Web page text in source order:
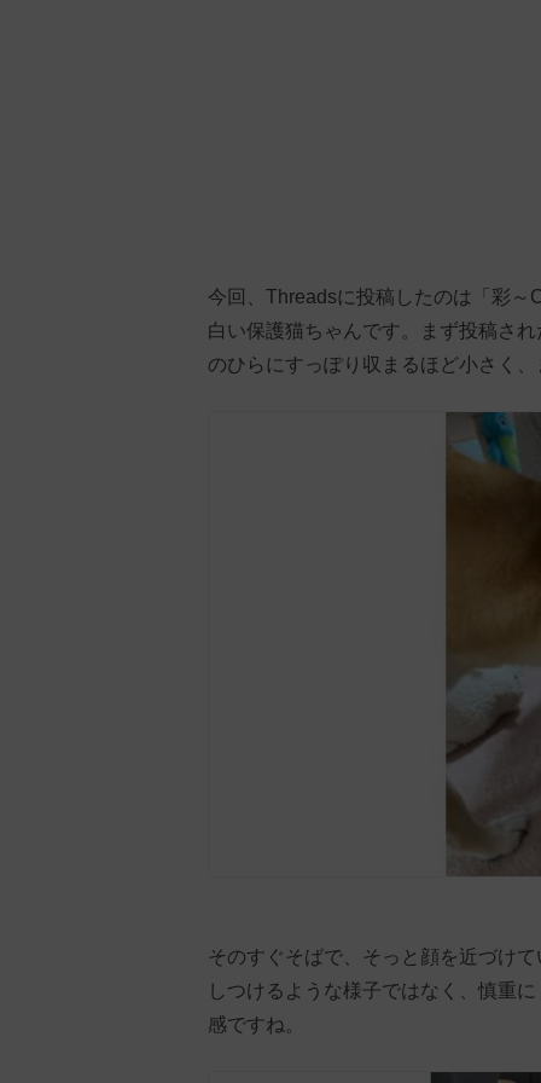
今回、Threadsに投稿したのは「彩
白い保護猫ちゃんです。まず投稿さ
のひらにすっぽり収まるほど小さく
そのすぐそばで、そっと顔を近づけ
しつけるような様子ではなく、慎重
感ですね。